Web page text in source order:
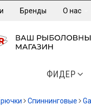
Бренды О нас
ФИДЕР
Спиннинговые